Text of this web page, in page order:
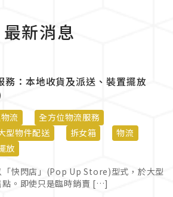
最新消息
務：本地收貨及派送、裝置擺放
流
全方位物流服務
型物件配送 拆女箱
物流
放
「快閃店」(Pop Up Store)型式，於大型
點。即使只是臨時銷賣 […]